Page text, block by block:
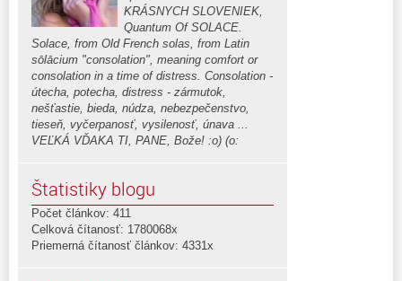
KRÁSNYCH SLOVENIEK,
Quantum Of SOLACE.
Solace, from Old French solas, from Latin
sōlācium "consolation", meaning comfort or
consolation in a time of distress. Consolation -
útecha, potecha, distress - zármutok,
nešťastie, bieda, núdza, nebezpečenstvo,
tieseň, vyčerpanosť, vysilenosť, únava ...
VEĽKÁ VĎAKA TI, PANE, Bože! :o) (o:
Štatistiky blogu
Počet článkov: 411
Celková čítanosť: 1780068x
Priemerná čítanosť článkov: 4331x